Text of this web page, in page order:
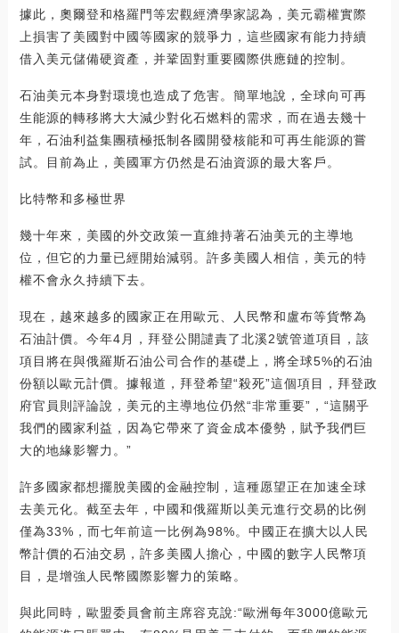
據此，奧爾登和格羅門等宏觀經濟學家認為，美元霸權實際
上損害了美國對中國等國家的競爭力，這些國家有能力持續
借入美元儲備硬資產，并鞏固對重要國際供應鏈的控制。
石油美元本身對環境也造成了危害。簡單地說，全球向可再
生能源的轉移將大大減少對化石燃料的需求，而在過去幾十
年，石油利益集團積極抵制各國開發核能和可再生能源的嘗
試。目前為止，美國軍方仍然是石油資源的最大客戶。
比特幣和多極世界
幾十年來，美國的外交政策一直維持著石油美元的主導地
位，但它的力量已經開始減弱。許多美國人相信，美元的特
權不會永久持續下去。
現在，越來越多的國家正在用歐元、人民幣和盧布等貨幣為
石油計價。今年4月，拜登公開譴責了北溪2號管道項目，該
項目將在與俄羅斯石油公司合作的基礎上，將全球5%的石油
份額以歐元計價。據報道，拜登希望“殺死”這個項目，拜登政
府官員則評論說，美元的主導地位仍然“非常重要”，“這關乎
我們的國家利益，因為它帶來了資金成本優勢，賦予我們巨
大的地緣影響力。”
許多國家都想擺脫美國的金融控制，這種愿望正在加速全球
去美元化。截至去年，中國和俄羅斯以美元進行交易的比例
僅為33%，而七年前這一比例為98%。中國正在擴大以人民
幣計價的石油交易，許多美國人擔心，中國的數字人民幣項
目，是增強人民幣國際影響力的策略。
與此同時，歐盟委員會前主席容克說:“歐洲每年3000億歐元